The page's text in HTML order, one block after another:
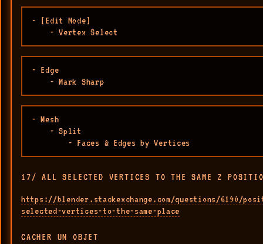
- [Edit Mode]
    - Vertex Select
- Edge
    - Mark Sharp
- Mesh
    - Split
        - Faces & Edges by Vertices
17/ ALL SELECTED VERTICES TO THE SAME Z
https://blender.stackexchange.com/questions/6190/
selected-vertices-to-the-same-place
CACHER UN OBJET